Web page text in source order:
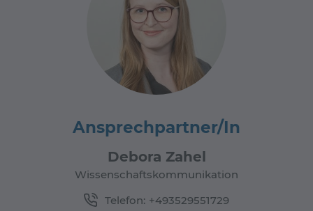
Ansprechpartner/In
Debora Zahel
Wissenschaftskommunikation
Telefon: +493529551729